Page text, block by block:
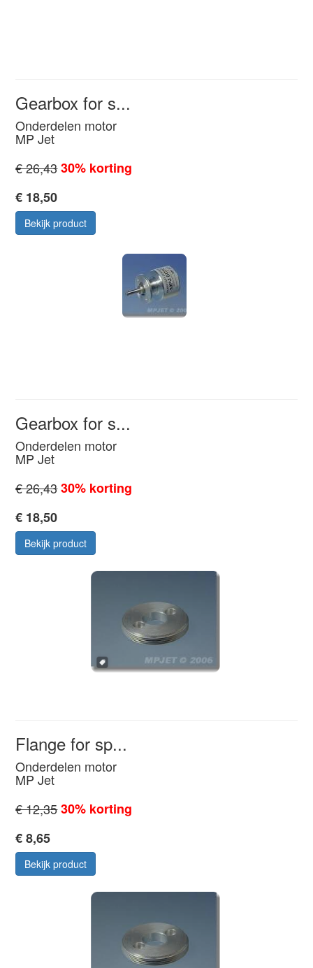
Gearbox for s...
Onderdelen motor
MP Jet
€ 26,4330% korting
€ 18,50
Bekijk product
Gearbox for s...
Onderdelen motor
MP Jet
€ 26,4330% korting
€ 18,50
Bekijk product
Flange for sp...
Onderdelen motor
MP Jet
€ 12,3530% korting
€ 8,65
Bekijk product